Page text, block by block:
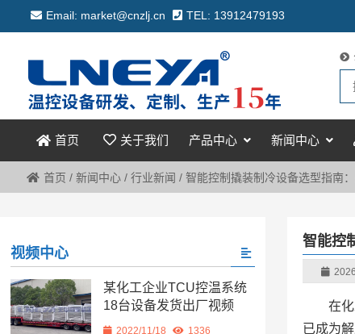
Email: market@cnzlj.cn TEL: 13912479193
首页 关于我们 产品中心 新闻中心
首页 / 新闻中心/ 行业新闻 / 智能控制撬装制冷设备选型指南
智能控
在
已成为
视频中心
某化工企业TCU控温系统
18台设备发货出厂视频
2022/11/18 1336